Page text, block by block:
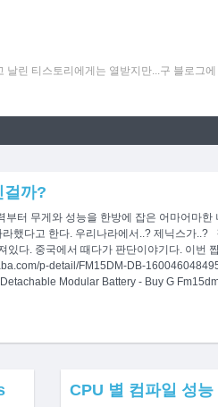
린 티스토리에게는 열받지만...구 블로그에
걸까?
터 무게와 성능을 한방에 잡은 어마어마
했다고 한다. 우리나라에서..? 제닉스가
다. 중국에서 때다가 판단이야기다. 이번
p-detail/FM15DM-DB-
Modular Battery - Buy G
CPU 별 컴파일 성능